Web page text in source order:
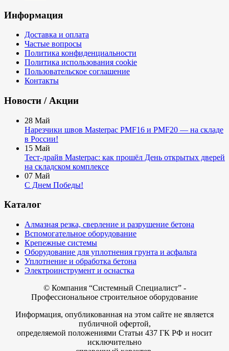
Информация
Доставка и оплата
Частые вопросы
Политика конфиденциальности
Политика использования cookie
Пользовательское соглашение
Контакты
Новости / Акции
28 Май
Нарезчики швов Masterpac PMF16 и PMF20 — на складе
в России!
15 Май
Тест-драйв Masterpac: как прошёл День открытых дверей
на складском комплексе
07 Май
С Днем Победы!
Каталог
Алмазная резка, сверление и разрушение бетона
Вспомогательное оборудование
Крепежные системы
Оборудование для уплотнения грунта и асфальта
Уплотнение и обработка бетона
Электроинструмент и оснастка
© Компания “Системный Специалист” -
Профессиональное строительное оборудование
Информация, опубликованная на этом сайте не является
публичной офертой,
определяемой положениями Статьи 437 ГК РФ и носит
исключительно